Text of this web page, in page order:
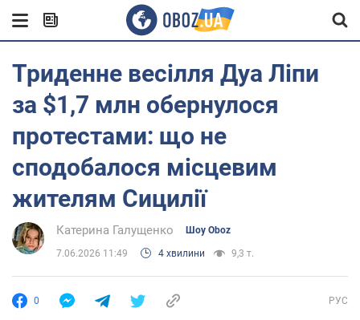
Триденне весілля Дуа Ліпи
за $1,7 млн обернулося
протестами: що не
сподобалося місцевим
жителям Сицилії
Катерина Галущенко Шоу Oboz
7.06.2026 11:49 4 хвилини 9,3 т.
0 РУС